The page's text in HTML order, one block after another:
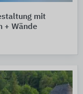
mit
+ Wände